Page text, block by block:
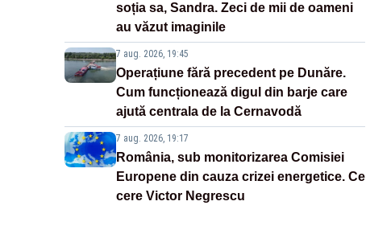
soția sa, Sandra. Zeci de mii de oameni
au văzut imaginile
7 aug. 2026, 19:45
Operațiune fără precedent pe Dunăre.
Cum funcționează digul din barje care
ajută centrala de la Cernavodă
7 aug. 2026, 19:17
România, sub monitorizarea Comisiei
Europene din cauza crizei energetice. Ce
cere Victor Negrescu